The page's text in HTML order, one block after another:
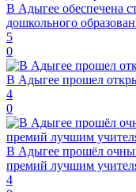
В Адыгее обеспечена
дошкольного
5
0
В Адыгее прошел
4
0
В Адыгее прошёл
премий лучшим
4